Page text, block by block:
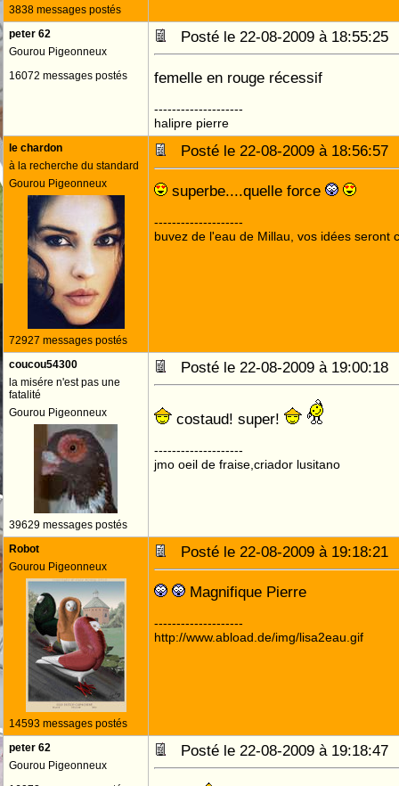
3838 messages postés
peter 62
Gourou Pigeonneux
16072 messages postés
Posté le 22-08-2009 à
femelle en rouge récessif
--------------------
halipre pierre
le chardon
à la recherche du standard
Gourou Pigeonneux
72927 messages postés
Posté le 22-08-2009 à
superbe....quelle force
--------------------
buvez de l'eau de Millau, vos idées seront
coucou54300
la misére n'est pas une
fatalité
Gourou Pigeonneux
39629 messages postés
Posté le 22-08-2009 à
costaud! super!
--------------------
jmo oeil de fraise,criador lusitano
Robot
Gourou Pigeonneux
14593 messages postés
Posté le 22-08-2009 à
Magnifique Pierre
--------------------
http://www.abload.de/img/lisa2eau.gif
peter 62
Gourou Pigeonneux
Posté le 22-08-2009 à